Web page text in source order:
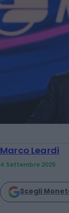
Marco Leardi
4 Settembre 2025
Scegli